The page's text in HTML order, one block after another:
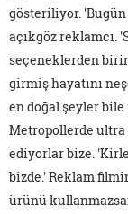
gösteriliyor. 'Bugün
açıkgöz reklamcı.
seçeneklerden
girmiş hayatını
en doğal şeyler bile
Metropollerde
ediyorlar bize.
bizde.' Reklam
ürünü